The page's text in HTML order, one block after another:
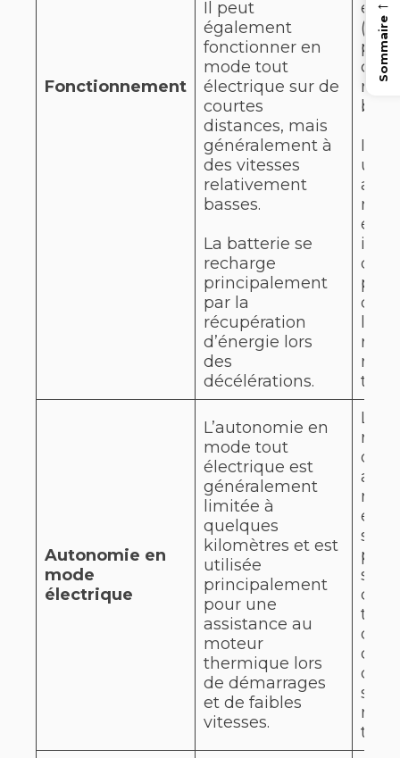
Fonctionnement
Il peut
également
fonctionner en
mode tout
électrique sur de
courtes
distances, mais
généralement à
des vitesses
relativement
basses.
La batterie se
recharge
principalement
par la
récupération
d’énergie lors
des
décélérations.
Il
une
qui
Autonomie en
mode
électrique
L’autonomie en
mode tout
électrique est
généralement
limitée à
quelques
kilomètres et est
utilisée
principalement
pour une
assistance au
moteur
thermique lors
de démarrages
et de faibles
vitesses.
Les
d’un
Sommaire